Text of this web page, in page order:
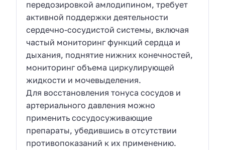
передозировкой амлодипином, требует
активной поддержки деятельности
сердечно-сосудистой системы, включая
частый мониторинг функций сердца и
дыхания, поднятие нижних конечностей,
мониторинг объема циркулирующей
жидкости и мочевыделения.
Для восстановления тонуса сосудов и
артериального давления можно
применить сосудосуживающие
препараты, убедившись в отсутствии
противопоказаний к их применению.